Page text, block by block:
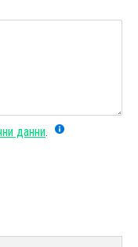
данни.